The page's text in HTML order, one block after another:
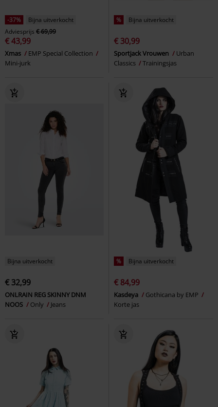
-37%
Bijna uitverkocht
Adviesprijs € 69,99
€ 43,99
Xmas
EMP Special Collection
Mini-jurk
% Bijna uitverkocht
€ 30,99
Sportjack Vrouwen
Urban
Classics
Trainingsjas
Bijna uitverkocht
€ 32,99
ONLRAIN REG SKINNY DNM
NOOS
Only Jeans
% Bijna uitverkocht
€ 84,99
Kasdeya
Gothicana by EMP
Korte jas